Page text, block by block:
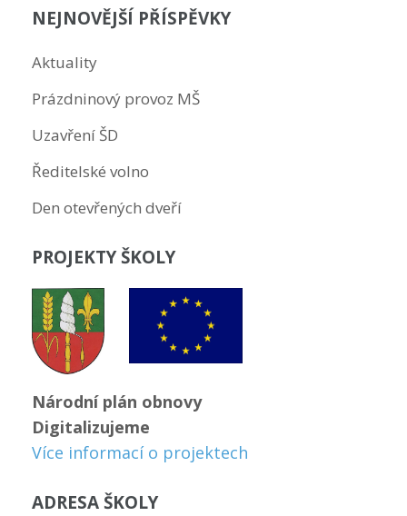
NEJNOVĚJŠÍ PŘÍSPĚVKY
Aktuality
Prázdninový provoz MŠ
Uzavření ŠD
Ředitelské volno
Den otevřených dveří
PROJEKTY ŠKOLY
Národní plán obnovy
Digitalizujeme
Více informací o projektech
ADRESA ŠKOLY